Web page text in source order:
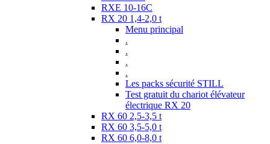
RXE 10-16C
RX 20 1,4-2,0 t
Menu principal
.
.
.
.
Les packs sécurité STILL
Test gratuit du chariot élévateur
électrique RX 20
RX 60 2,5-3,5 t
RX 60 3,5-5,0 t
RX 60 6,0-8,0 t